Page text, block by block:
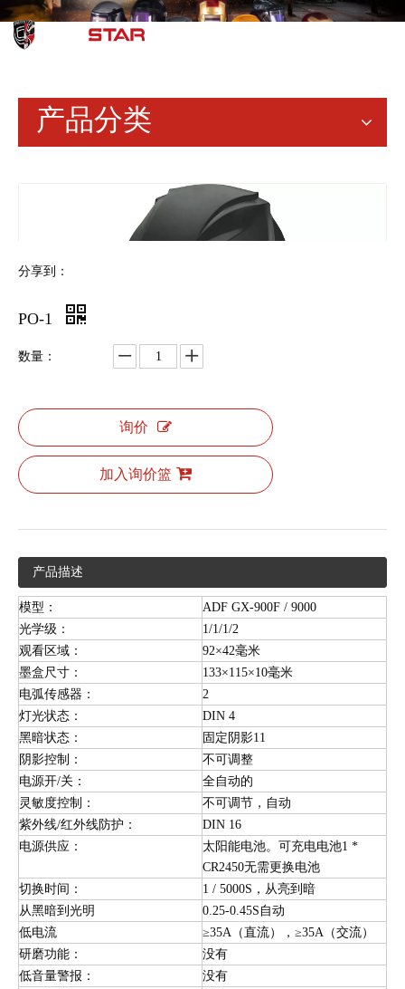
产品分类
分享到：
PO-1
数量：
询价
加入询价篮
产品描述
模型：
ADF GX-900F / 9000
光学级：
1/1/1/2
观看区域：
92×42毫米
墨盒尺寸：
133×115×10毫米
电弧传感器：
2
灯光状态：
DIN 4
黑暗状态：
固定阴影11
阴影控制：
不可调整
电源开/关：
全自动的
灵敏度控制：
不可调节，自动
紫外线/红外线防护：
DIN 16
电源供应：
太阳能电池。可充电电池1 *
CR2450无需更换电池
切换时间：
1 / 5000S，从亮到暗
从黑暗到光明
0.25-0.45S自动
低电流
≥35A（直流），≥35A（交流）
研磨功能：
没有
低音量警报：
没有